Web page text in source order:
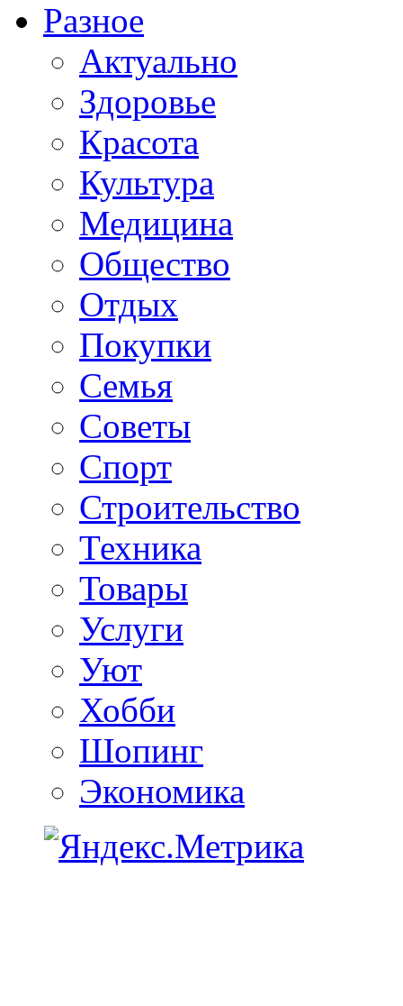
Разное
Актуально
Здоровье
Красота
Культура
Медицина
Общество
Отдых
Покупки
Семья
Советы
Спорт
Строительство
Техника
Товары
Услуги
Уют
Хобби
Шопинг
Экономика